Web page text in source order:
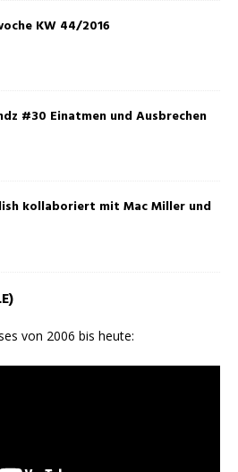
KW 44/2016
#30 Einatmen und Ausbrechen
kollaboriert mit Mac Miller und
von 2006 bis heute: